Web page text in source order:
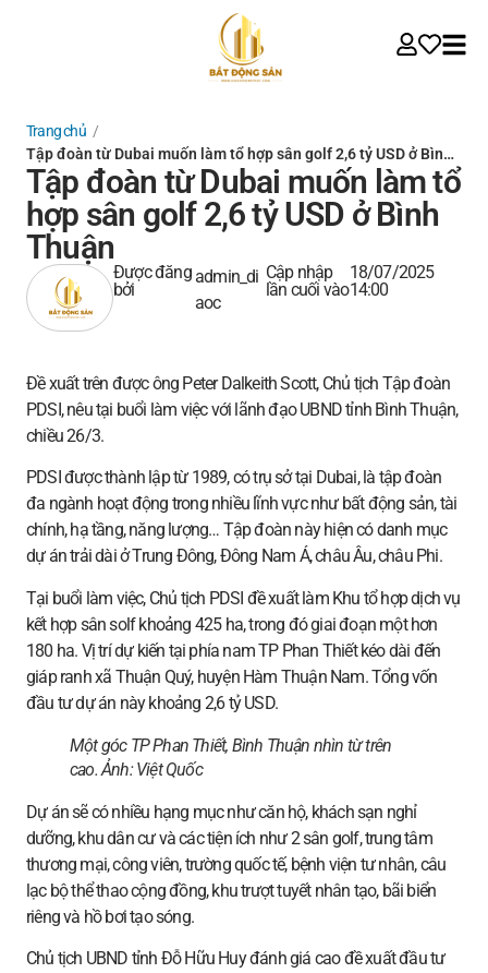
Trang chủ /
Tập đoàn từ Dubai muốn làm tổ hợp sân golf 2,6 tỷ USD ở Bìn…
Tập đoàn từ Dubai muốn làm tổ
hợp sân golf 2,6 tỷ USD ở Bình
Thuận
Được đăng
bởi
admin_di
aoc
Cập nhập
lần cuối vào
18/07/2025
14:00
Đề xuất trên được ông Peter Dalkeith Scott, Chủ tịch Tập đoàn
PDSI, nêu tại buổi làm việc với lãnh đạo UBND tỉnh Bình Thuận,
chiều 26/3.
PDSI được thành lập từ 1989, có trụ sở tại Dubai, là tập đoàn
đa ngành hoạt động trong nhiều lĩnh vực như bất động sản, tài
chính, hạ tầng, năng lượng… Tập đoàn này hiện có danh mục
dự án trải dài ở Trung Đông, Đông Nam Á, châu Âu, châu Phi.
Tại buổi làm việc, Chủ tịch PDSI đề xuất làm Khu tổ hợp dịch vụ
kết hợp sân solf khoảng 425 ha, trong đó giai đoạn một hơn
180 ha. Vị trí dự kiến tại phía nam TP Phan Thiết kéo dài đến
giáp ranh xã Thuận Quý, huyện Hàm Thuận Nam. Tổng vốn
đầu tư dự án này khoảng 2,6 tỷ USD.
Một góc TP Phan Thiết, Bình Thuận nhìn từ trên
cao. Ảnh:Việt Quốc
Dự án sẽ có nhiều hạng mục như căn hộ, khách sạn nghỉ
dưỡng, khu dân cư và các tiện ích như 2 sân golf, trung tâm
thương mại, công viên, trường quốc tế, bệnh viện tư nhân, câu
lạc bộ thể thao cộng đồng, khu trượt tuyết nhân tạo, bãi biển
riêng và hồ bơi tạo sóng.
Chủ tịch UBND tỉnh Đỗ Hữu Huy đánh giá cao đề xuất đầu tư